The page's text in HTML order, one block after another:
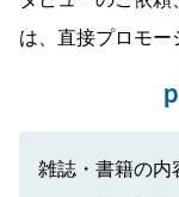
は、直接プロモー
雑誌・書籍の内